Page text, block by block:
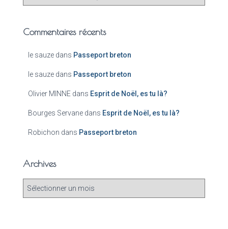
Commentaires récents
le sauze dans Passeport breton
le sauze dans Passeport breton
Olivier MINNE dans Esprit de Noël, es tu là?
Bourges Servane dans Esprit de Noël, es tu là?
Robichon dans Passeport breton
Archives